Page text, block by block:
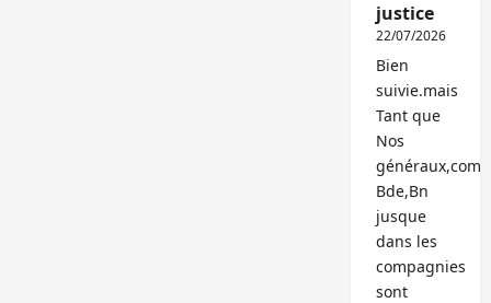
justice
22/07/2026
Bien
suivie.mais
Tant que
Nos
généraux,com
Bde,Bn
jusque
dans les
compagnies
sont